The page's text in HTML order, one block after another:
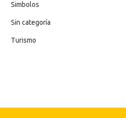
Simbolos
Sin categoría
Turismo